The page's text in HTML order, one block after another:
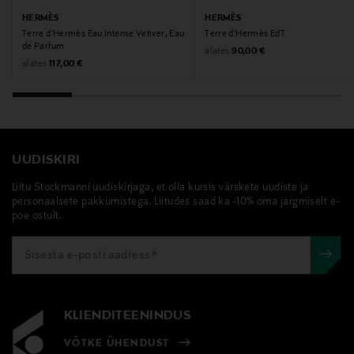
3346130009894
Tootja
Digitaalne aadress
kuluttajapalvelu@sirowa.com
HERMÈS
Terre d'Hermès Eau Intense Vetiver, Eau
de Parfum
alates Original Price
117,00 €
HERMÈS
Terre d'Hermès EdT
alates Original Price
90,00 €
UUDISKIRI
Liitu Stockmanni uudiskirjaga, et olla kursis värskete uudiste ja
personaalsete pakkumistega. Liitudes saad ka -10% oma järgmiselt e-
poe ostult.
KLIENDITEENINDUS
VÕTKE ÜHENDUST